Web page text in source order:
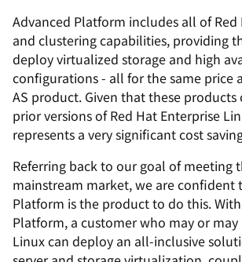
Advanced Platform includes all of Red
and clustering capabilities, providing
deploy virtualized storage and high
configurations - all for the same price
AS product. Given that these products
prior versions of Red Hat Enterprise
represents a very significant cost
Referring back to our goal of meeting
mainstream market, we are confident
Platform is the product to do this.
Platform, a customer who may or
Linux can deploy an all-inclusive